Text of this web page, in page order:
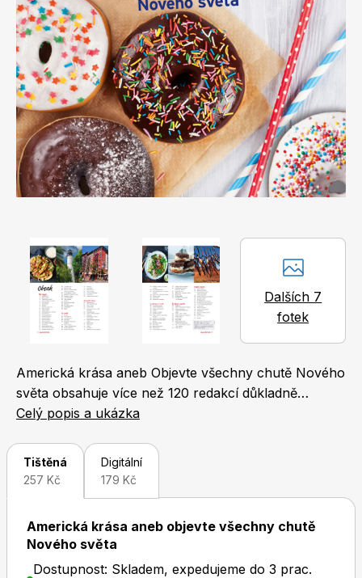
Svět ženy Marianne Venkov & styl
Chip Burda Easy
Dalších 7
fotek
Americká krása aneb Objevte všechny chutě Nového
světa obsahuje více než 120 redakcí důkladně
prověřených receptů. Po kulinárních výletech do
prozkoumání pokladů českých luhů a hájů se
vypravíme na cestu za Atlantský oceán a odhalíme
tajemství americké kuchyně. Vydejte se spolu s námi
Spojených států! Amerika není jen domovem
hamburgerů, hotdogů, donutů a splněných
Celý popis a ukázka
Tištěná
257 Kč
Digitální
179 Kč
Americká krása aneb objevte všechny chutě
Nového světa
Dostupnost: Skladem, expedujeme do 3 prac.